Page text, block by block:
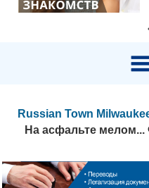
Russian Town
На асфальте